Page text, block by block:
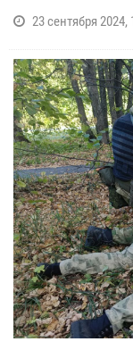
23 сентября 2024,